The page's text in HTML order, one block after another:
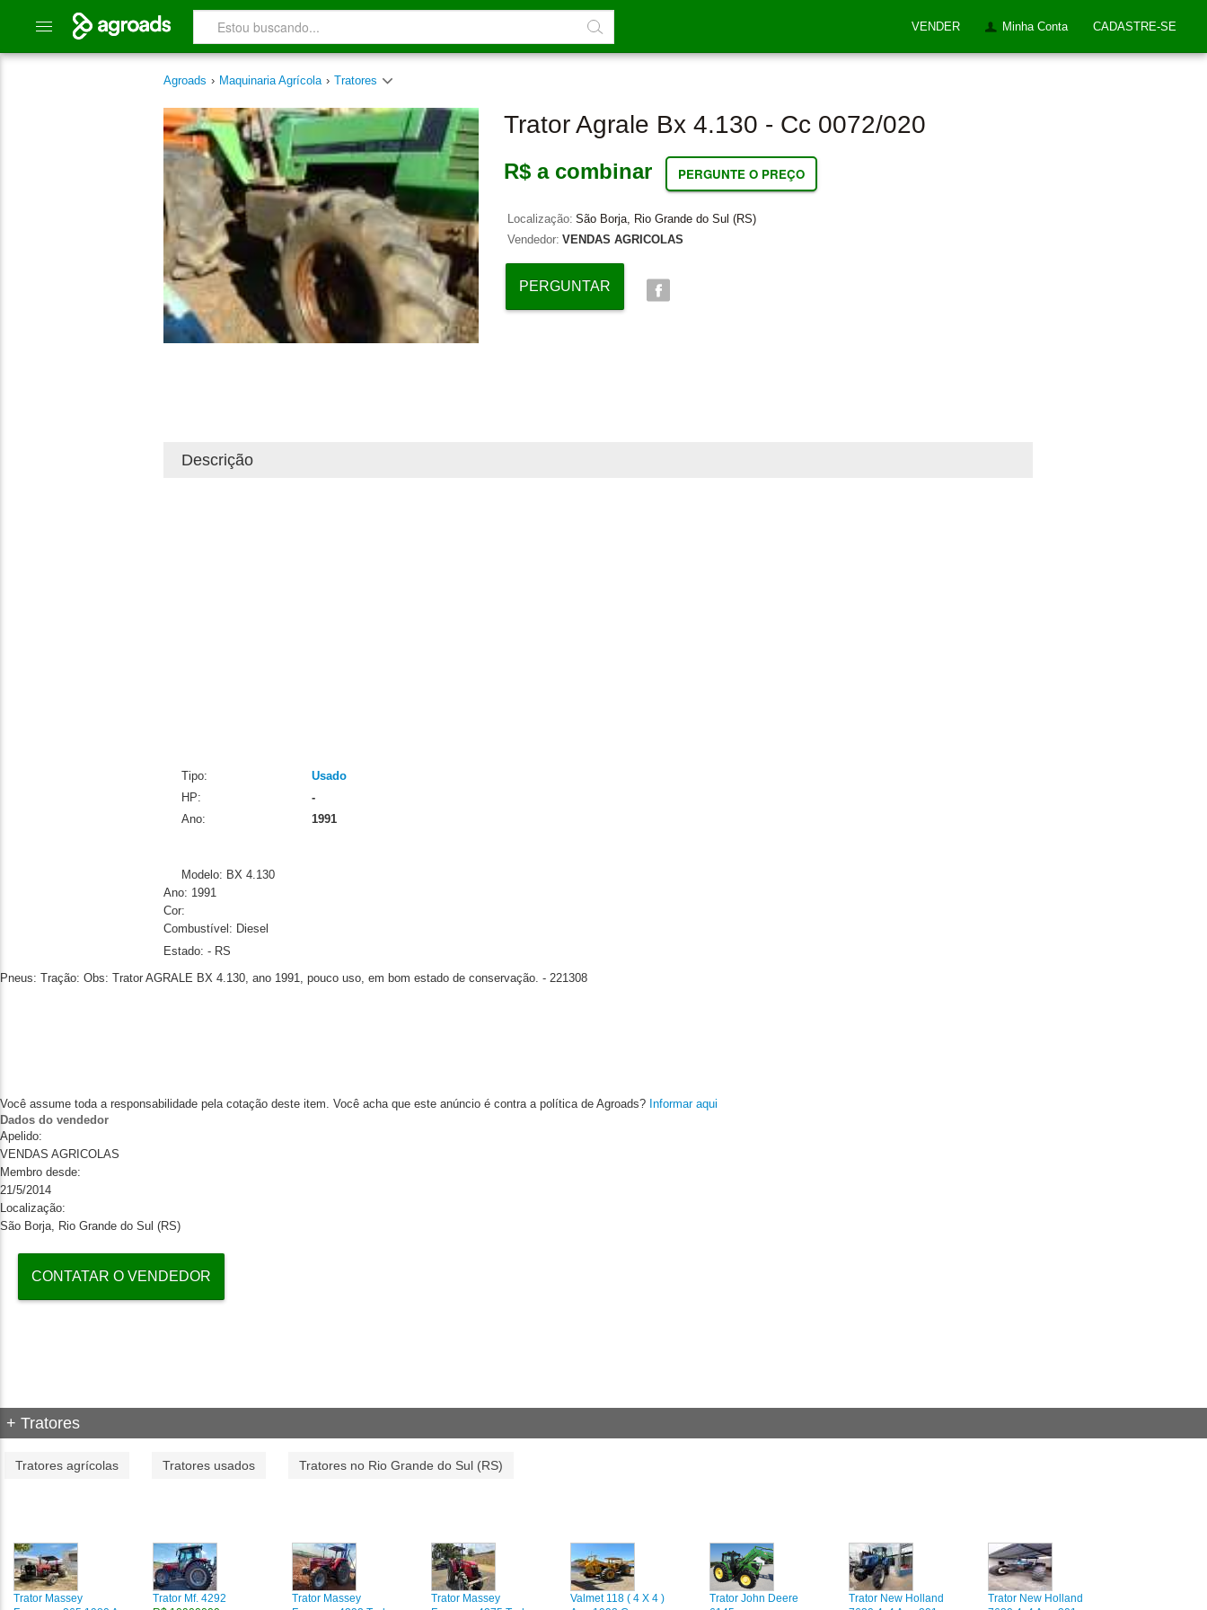
VENDER Minha Conta CADASTRE-SE
Agroads › Maquinaria Agrícola › Tratores
Trator Agrale Bx 4.130 - Cc 0072/020
R$ a combinar PERGUNTE O PREÇO
Localização: São Borja, Rio Grande do Sul (RS)
Vendedor: VENDAS AGRICOLAS
PERGUNTAR
Descrição
Tipo:
Usado
HP:
-
Ano:
1991
Modelo: BX 4.130
Ano: 1991
Cor:
Combustível: Diesel
Estado: - RS
Pneus: Tração: Obs: Trator AGRALE BX 4.130, ano 1991, pouco uso, em bom estado de conservação. - 221308
Você assume toda a responsabilidade pela cotação deste item. Você acha que este anúncio é contra a política de Agroads? Informar aqui
Dados do vendedor
Apelido:
VENDAS AGRICOLAS
Membro desde:
21/5/2014
Localização:
São Borja, Rio Grande do Sul (RS)
CONTATAR O VENDEDOR
+ Tratores
Tratores agrícolas Tratores usados Tratores no Rio Grande do Sul (RS)
Trator Massey
Trator Mf. 4292
Trator Massey
Trator Massey
Valmet 118 ( 4 X 4 )
Trator John Deere
Trator New Holland
Trator New Holland